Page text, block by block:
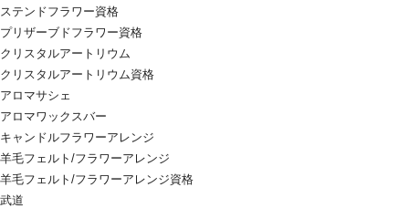
ステンドフラワー資格
プリザーブドフラワー資格
クリスタルアートリウム
クリスタルアートリウム資格
アロマサシェ
アロマワックスバー
キャンドルフラワーアレンジ
羊毛フェルト/フラワーアレンジ
羊毛フェルト/フラワーアレンジ資格
武道